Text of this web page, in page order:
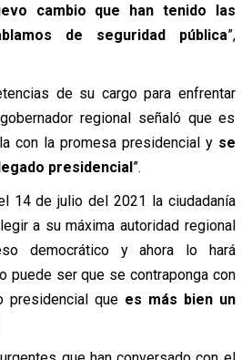
cambio que han tenido las
de seguridad pública”,
de su cargo para enfrentar
regional señaló que es
con la promesa presidencial yse
presidencial”.
14 de julio del 2021 la ciudadanía
a su máxima autoridad regional
democrático y ahora lo hará
puede ser que se contraponga con
presidencial quees más bien un